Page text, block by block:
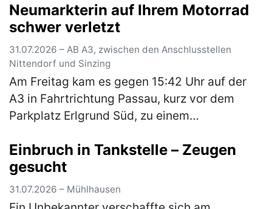
festgestellt werden. E…(mehr)
Neumarkterin auf Ihrem Motorrad
schwer verletzt
31.07.2026 – AB A3, zwischen den Anschlusstellen
Nittendorf und Sinzing
Am Freitag kam es gegen 15:42 Uhr auf der
A3 in Fahrtrichtung Passau, kurz vor dem
Parkplatz Erlgrund Süd, zu einem
einem Pkw. Aufgrund des ferienbedingten, …
(mehr)
Einbruch in Tankstelle – Zeugen
gesucht
31.07.2026 – Mühlhausen